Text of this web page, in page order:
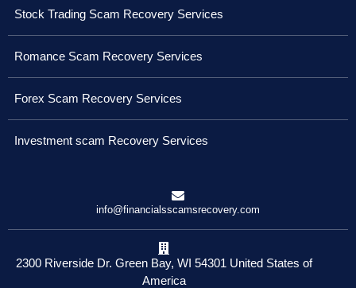
Stock Trading Scam Recovery Services
Romance Scam Recovery Services
Forex Scam Recovery Services
Investment scam Recovery Services
info@financialsscamsrecovery.com
2300 Riverside Dr. Green Bay, WI 54301 United States of
America